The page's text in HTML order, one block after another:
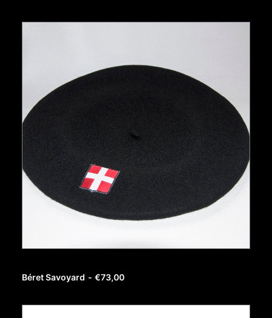
AJOUTER AU PANIER
Béret Savoyard €73,00